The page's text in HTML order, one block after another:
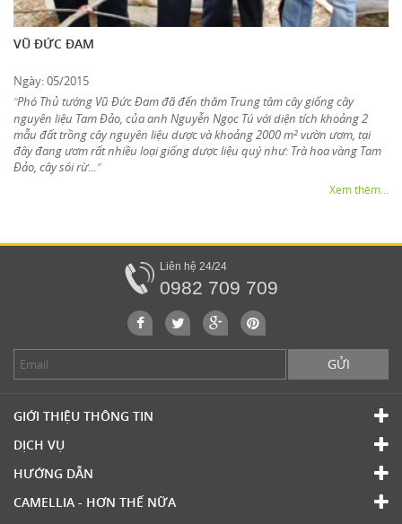
VŨ ĐỨC ĐAM
Ngày: 05/2015
“Phó Thủ tướng Vũ Đức Đam đã đến thăm Trung tâm cây giống cây
nguyên liệu Tam Đảo, của anh Nguyễn Ngọc Tú với diện tích khoảng 2
mẫu đất trồng cây nguyên liệu dược và khoảng 2000 m² vườn ươm, tại
đây đang ươm rất nhiều loại giống dược liệu quý như: Trà hoa vàng Tam
Đảo, cây sói rừ… ”
Xem thêm...
Liên hệ 24/24
0982 709 709
GỬI
GIỚI THIỆU THÔNG TIN
DỊCH VỤ
HƯỚNG DẪN
CAMELLIA - HƠN THẾ NỮA